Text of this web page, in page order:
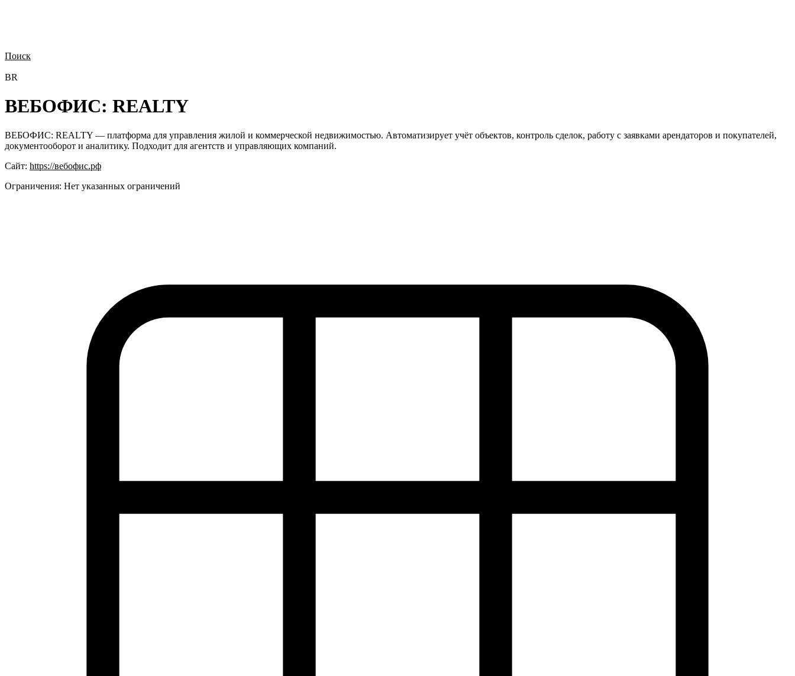
Поиск
ВR
ВЕБОФИС: REALTY
ВЕБОФИС: REALTY — платформа для управления жилой и коммерческой недвижимостью. Автоматизирует учёт объектов, контроль сделок, работу с заявками арендаторов и покупателей,
документооборот и аналитику. Подходит для агентств и управляющих компаний.
Сайт: https://вебофис.рф
Ограничения: Нет указанных ограничений